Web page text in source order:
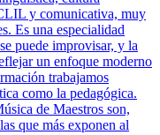
y comunicativa, muy
Es una especialidad
puede improvisar, y la
un enfoque moderno
trabajamos
como la pedagógica.
de Maestros son,
que más exponen al